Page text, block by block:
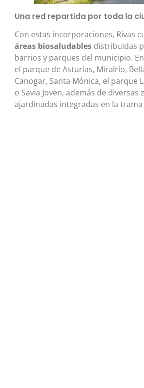
Una red repartida por toda la
Con estas incorporaciones, Rivas
áreas biosaludables distribuidas
barrios y parques del municipio.
el parque de Asturias, Miralrío,
Canogar, Santa Mónica, el parque
o Savia Joven, además de diversas
ajardinadas integradas en la